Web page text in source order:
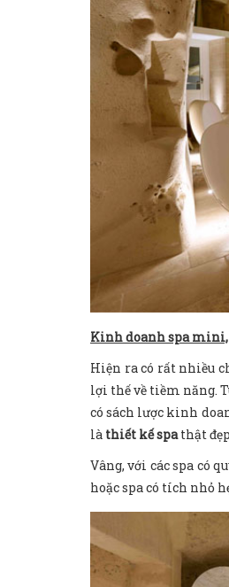
Kinh doanh spa
Hiện ra có rất nhiều
lợi thế về tiềm năng.
có sách lược kinh
là thiết kế spathật
Vâng, với các spa có
hoặc spa có tích nhỏ